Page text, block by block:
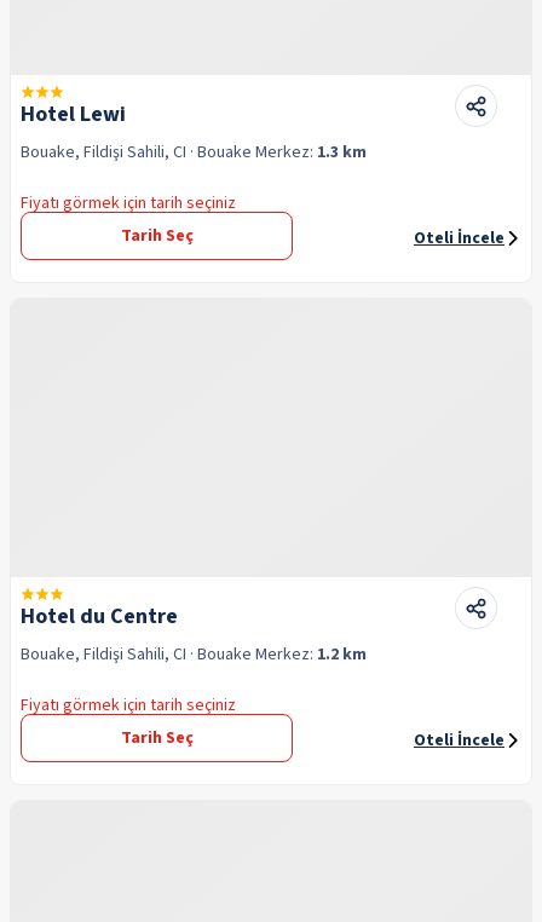
Hotel Lewi
Bouake, Fildişi Sahili, CI · Bouake Merkez: 1.3 km
Fiyatı görmek için tarih seçiniz
Tarih Seç
Oteli İncele
Hotel du Centre
Bouake, Fildişi Sahili, CI · Bouake Merkez: 1.2 km
Fiyatı görmek için tarih seçiniz
Tarih Seç
Oteli İncele